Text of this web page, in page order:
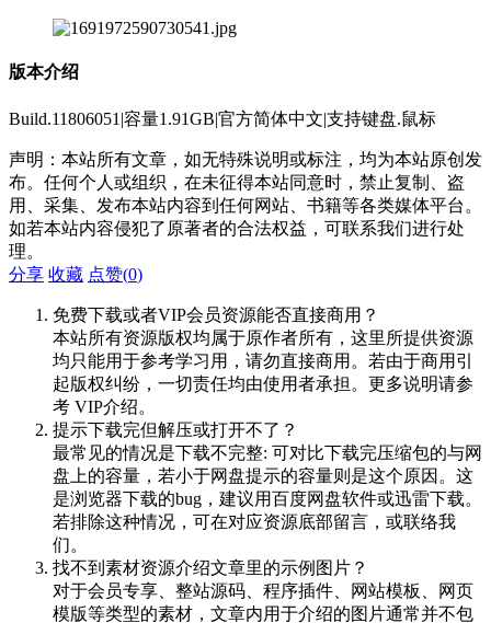
版本介绍
Build.11806051|容量1.91GB|官方简体中文|支持键盘.鼠标
声明：本站所有文章，如无特殊说明或标注，均为本站原创发
布。任何个人或组织，在未征得本站同意时，禁止复制、盗
用、采集、发布本站内容到任何网站、书籍等各类媒体平台。
如若本站内容侵犯了原著者的合法权益，可联系我们进行处
理。
分享 收藏 点赞(0)
免费下载或者VIP会员资源能否直接商用？
本站所有资源版权均属于原作者所有，这里所提供资源
均只能用于参考学习用，请勿直接商用。若由于商用引
起版权纠纷，一切责任均由使用者承担。更多说明请参
考 VIP介绍。
提示下载完但解压或打开不了？
最常见的情况是下载不完整: 可对比下载完压缩包的与网
盘上的容量，若小于网盘提示的容量则是这个原因。这
是浏览器下载的bug，建议用百度网盘软件或迅雷下载。
若排除这种情况，可在对应资源底部留言，或联络我
们。
找不到素材资源介绍文章里的示例图片？
对于会员专享、整站源码、程序插件、网站模板、网页
模版等类型的素材，文章内用于介绍的图片通常并不包